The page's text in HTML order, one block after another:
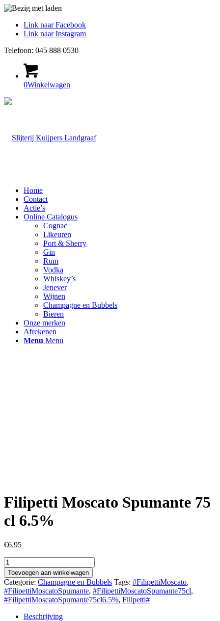
Link naar Facebook
Link naar Instagram
Telefoon: 045 888 0530
0Winkelwagen
Home
Contact
Actie’s
Online Catalogus
Cognac
Likeuren
Port & Sherry
Gin
Rum
Vodka
Whiskey’s
Jenever
Wijnen
Champagne en Bubbels
Bieren
Onze merken
Afrekenen
Menu Menu
Filipetti Moscato Spumante 75
cl 6.5%
€6.95
Filipetti
Moscato
Spumante
75
cl
6.5%
aantal
Toevoegen aan winkelwagen
Categorie: Champagne en Bubbels Tags: #FilipettiMoscato,
#FilipettiMoscatoSpumante, #FilipettiMoscatoSpumante75cl,
#FilipettiMoscatoSpumante75cl6.5%, Filipetti#
Beschrijving